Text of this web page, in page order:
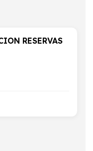
TERRENO
RESERVAS